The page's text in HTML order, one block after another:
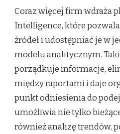
Coraz więcej firm wdraża
Intelligence, które
źródeł i udostępniać je w
modelu analitycznym.
porządkuje informacje,
między raportami i daje
punkt odniesienia do
umożliwia nie tylko
również analizę trendów,